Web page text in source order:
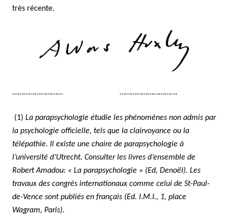
très récente.
……………………… ………………………….
(1) La parapsychologie étudie les phénomènes non admis par
la psychologie officielle, tels que la clairvoyance ou la
télépathie. Il existe une chaire de parapsychologie à
l’université d’Utrecht. Consulter les livres d’ensemble de
Robert Amadou: « La parapsychologie » (Ed, Denoël). Les
travaux des congrès internationaux comme celui de St-Paul-
de-Vence sont publiés en français (Ed. I.M.I., 1, place
Wagram, Paris).